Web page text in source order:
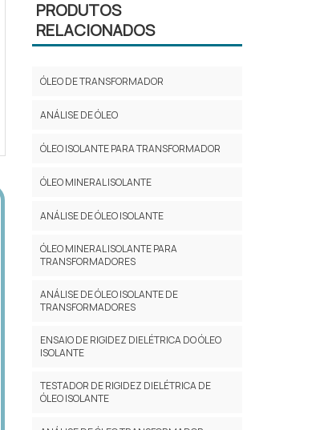
PRODUTOS
RELACIONADOS
ÓLEO DE TRANSFORMADOR
ANÁLISE DE ÓLEO
ÓLEO ISOLANTE PARA TRANSFORMADOR
ÓLEO MINERAL ISOLANTE
ANÁLISE DE ÓLEO ISOLANTE
ÓLEO MINERAL ISOLANTE PARA
TRANSFORMADORES
ANÁLISE DE ÓLEO ISOLANTE DE
TRANSFORMADORES
ENSAIO DE RIGIDEZ DIELÉTRICA DO ÓLEO
ISOLANTE
TESTADOR DE RIGIDEZ DIELÉTRICA DE
ÓLEO ISOLANTE